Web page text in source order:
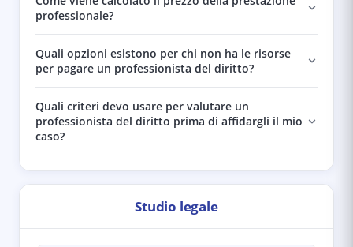
professionale?
Quali opzioni esistono per chi non ha le risorse
per pagare un professionista del diritto?
Quali criteri devo usare per valutare un
professionista del diritto prima di affidargli il mio
caso?
Studio legale